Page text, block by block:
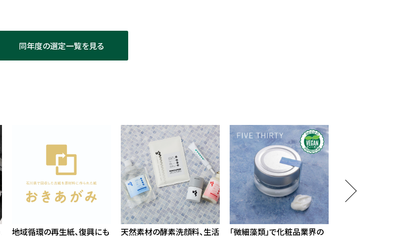
同年度の選定一覧を見る
地域循環の再生紙、復興にも
天然素材の酵素洗顔料、生活
「微細藻類」で化粧品業界の